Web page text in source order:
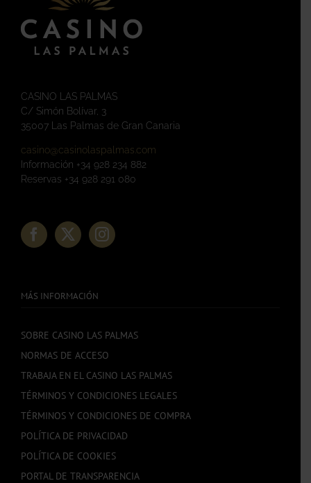
CASINO LAS PALMAS
C/ Simón Bolívar, 3
35007 Las Palmas de Gran Canaria
casino@casinolaspalmas.com
Información +34 928 234 882
Reservas +34 928 291 080
MÁS INFORMACIÓN
SOBRE CASINO LAS PALMAS
NORMAS DE ACCESO
TRABAJA EN EL CASINO LAS PALMAS
TÉRMINOS Y CONDICIONES LEGALES
TÉRMINOS Y CONDICIONES DE COMPRA
POLÍTICA DE PRIVACIDAD
POLÍTICA DE COOKIES
PORTAL DE TRANSPARENCIA